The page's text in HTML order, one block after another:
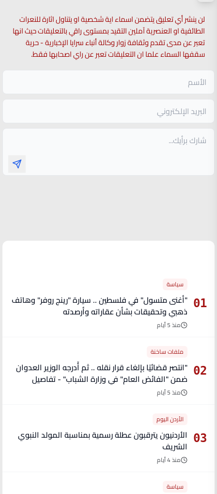
لن ينشر أي تعليق يتضمن اسماء اية شخصية او يتناول اثارة للنعرات
الطائفية او العنصرية آملين التقيد بمستوى راقي بالتعليقات حيث انها
تعبر عن مدى تقدم وثقافة زوار وكالة أنباء سرايا الإخبارية - حرية
سقفها السماء علما ان التعليقات تعبر عن راي اصحابها فقط.
01
سياسة
"أغنى متسول" في فلسطين .. سيارة "رينج روفر" وهاتف
ذهبي وتحقيقات بشأن عقاراته وأرصدته
منذ 5 أيام
02
ملفات ساخنة
"انتصر قضائيًا بإلغاء قرار نقله .. ثم أُدرجه الوزير العدوان
ضمن "الفائض العام" في وزارة الشباب" - تفاصيل
منذ 5 أيام
03
الأردن اليوم
الأردنيون يترقبون عطلة رسمية بمناسبة المولد النبوي
الشريف
منذ 4 أيام
سياسة